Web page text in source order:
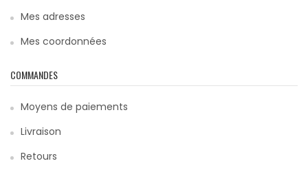
Mes adresses
Mes coordonnées
COMMANDES
Moyens de paiements
Livraison
Retours